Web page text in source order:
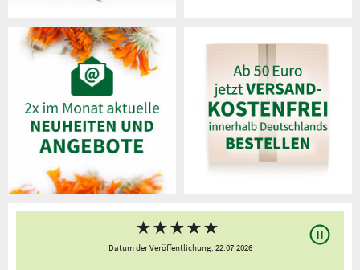
★★★★★
Datum der Veröffentlichung: 22.07.2026